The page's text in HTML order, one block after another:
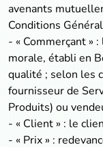
avenants
Conditions
- « Commerçant »
morale, établi en
qualité ; selon les
fournisseur de
Produits) ou
- « Client » : le
- « Prix » :